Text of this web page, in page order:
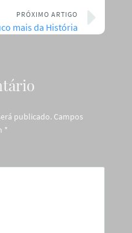
PRÓXIMO ARTIGO
mais da História
publicado. Campos
*